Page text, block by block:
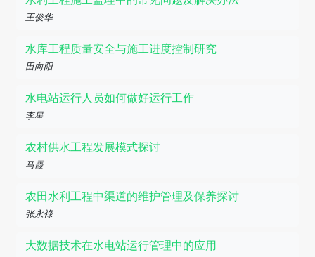
王俊华
水库工程质量安全与施工进度控制研究
田向阳
水电站运行人员如何做好运行工作
李星
农村供水工程发展模式探讨
马霞
农田水利工程中渠道的维护管理及保养探讨
张永䘵
大数据技术在水电站运行管理中的应用